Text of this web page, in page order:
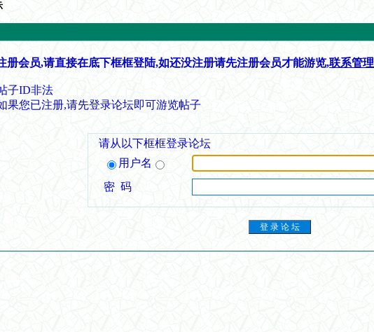
册会员,请直接在底下框框登陆,如还没注册请先注册会员才能游览,联系管理
子ID非法
果您已注册,请先登录论坛即可游览帖子
请从以下框框登录论坛
用户名
密 码